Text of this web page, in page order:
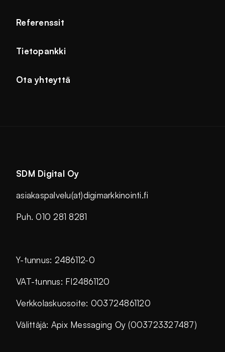
Referenssit
Tietopankki
Ota yhteyttä
SDM Digital Oy
asiakaspalvelu(at)digimarkkinointi.fi
Puh. 010 281 8281
Y-tunnus: 2486112-0
VAT-tunnus: FI24861120
Verkkolaskuosoite: 003724861120
Välittäjä: Apix Messaging Oy (003723327487)